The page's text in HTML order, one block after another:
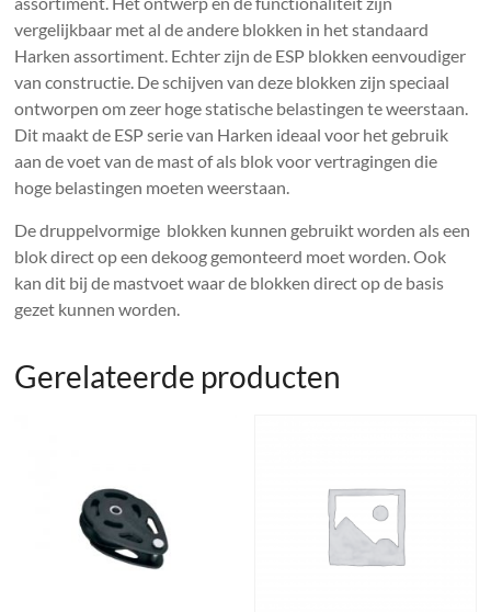
vergelijkbaar met al de andere blokken in het standaard
Harken assortiment. Echter zijn de ESP blokken eenvoudiger
van constructie. De schijven van deze blokken zijn speciaal
ontworpen om zeer hoge statische belastingen te weerstaan.
Dit maakt de ESP serie van Harken ideaal voor het gebruik
aan de voet van de mast of als blok voor vertragingen die
hoge belastingen moeten weerstaan.
De druppelvormige blokken kunnen gebruikt worden als een
blok direct op een dekoog gemonteerd moet worden. Ook
kan dit bij de mastvoet waar de blokken direct op de basis
gezet kunnen worden.
Gerelateerde producten